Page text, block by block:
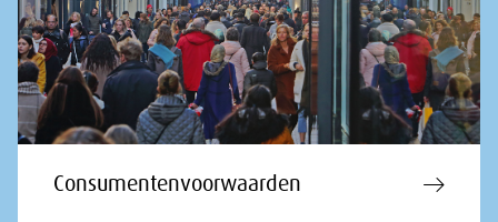
Consumentenvoorwaarden